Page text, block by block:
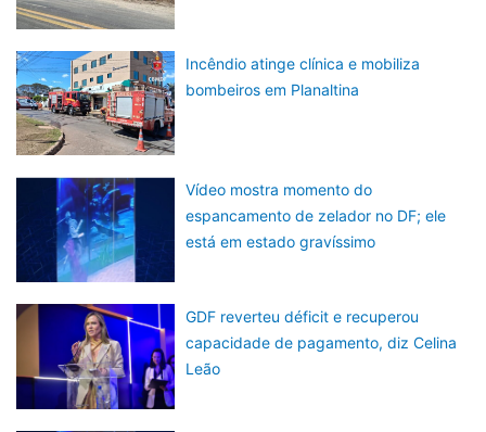
Incêndio atinge clínica e mobiliza
bombeiros em Planaltina
Vídeo mostra momento do
espancamento de zelador no DF; ele
está em estado gravíssimo
GDF reverteu déficit e recuperou
capacidade de pagamento, diz Celina
Leão